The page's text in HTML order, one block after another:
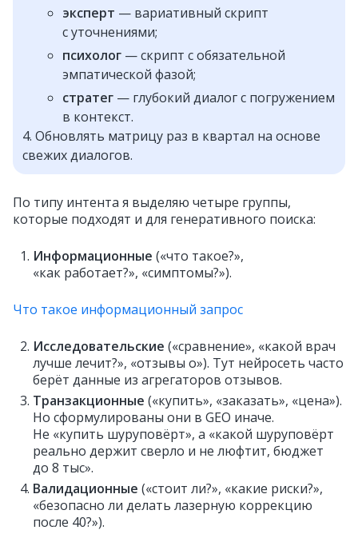
эксперт — вариативный скрипт
с уточнениями;
психолог — скрипт с обязательной
эмпатической фазой;
стратег — глубокий диалог с погружением
в контекст.
4. Обновлять матрицу раз в квартал на основе
свежих диалогов.
По типу интента я выделяю четыре группы,
которые подходят и для генеративного поиска:
Информационные («что такое?»,
«как работает?», «симптомы?»).
Что такое информационный запрос
Исследовательские («сравнение», «какой врач
лучше лечит?», «отзывы о»). Тут нейросеть часто
берёт данные из агрегаторов отзывов.
Транзакционные («купить», «заказать», «цена»).
Но сформулированы они в GEO иначе.
Не «купить шуруповёрт», а «какой шуруповёрт
реально держит сверло и не люфтит, бюджет
до 8 тыс».
Валидационные («стоит ли?», «какие риски?»,
«безопасно ли делать лазерную коррекцию
после 40?»).